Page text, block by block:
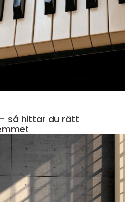
så hittar du rätt